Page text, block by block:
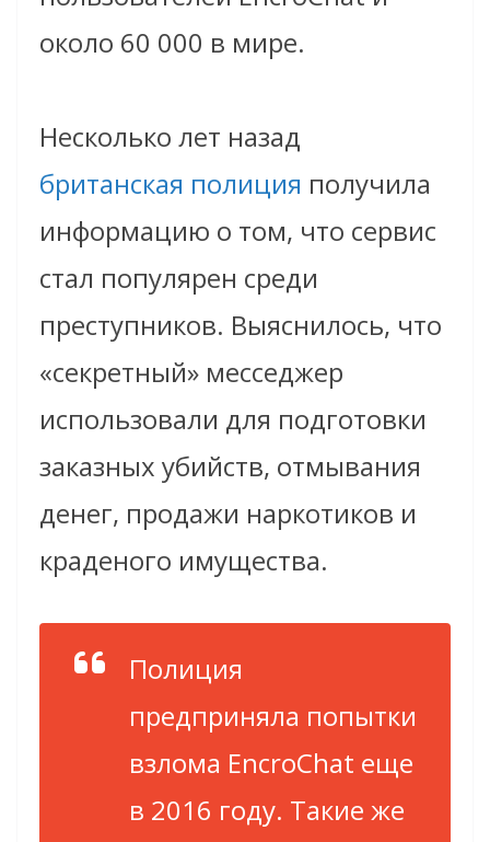
около 60 000 в мире.
Несколько лет назад
британская полиция получила
информацию о том, что сервис
стал популярен среди
преступников. Выяснилось, что
«секретный» месседжер
использовали для подготовки
заказных убийств, отмывания
денег, продажи наркотиков и
краденого имущества.
Полиция
предприняла попытки
взлома EncroChat еще
в 2016 году. Такие же